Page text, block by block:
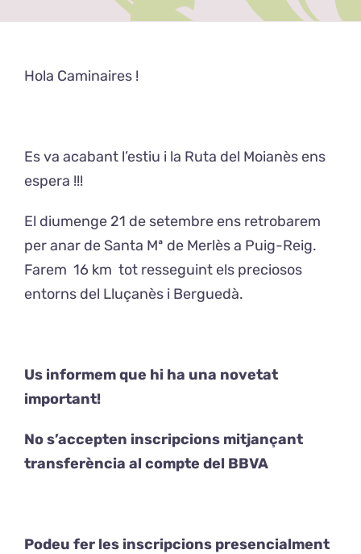
Activitats
Balla Vallès
Hola Caminaires !
Es va acabant l’estiu i la Ruta del Moianès ens
espera !!!
El diumenge 21 de setembre ens retrobarem
per anar de Santa Mª de Merlès a Puig-Reig.
Farem 16 km tot resseguint els preciosos
entorns del Lluçanès i Berguedà.
Us informem que hi ha una novetat
important!
No s’accepten inscripcions mitjançant
transferència al compte del BBVA
Podeu fer les inscripcions presencialment